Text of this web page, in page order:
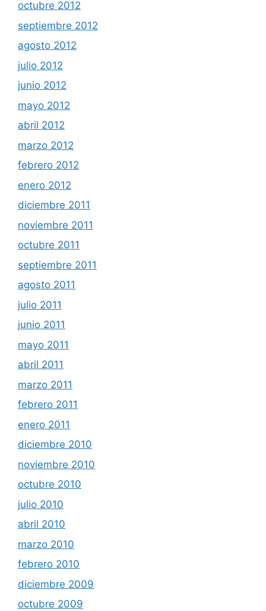
octubre 2012
septiembre 2012
agosto 2012
julio 2012
junio 2012
mayo 2012
abril 2012
marzo 2012
febrero 2012
enero 2012
diciembre 2011
noviembre 2011
octubre 2011
septiembre 2011
agosto 2011
julio 2011
junio 2011
mayo 2011
abril 2011
marzo 2011
febrero 2011
enero 2011
diciembre 2010
noviembre 2010
octubre 2010
julio 2010
abril 2010
marzo 2010
febrero 2010
diciembre 2009
octubre 2009